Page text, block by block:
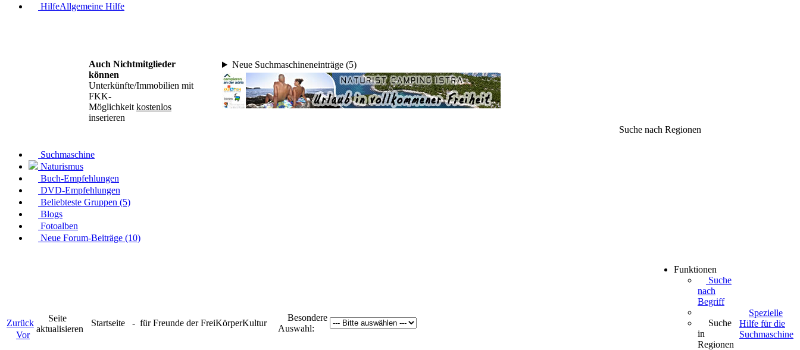
HilfeAllgemeine Hilfe
Auch Nichtmitglieder
können
Unterkünfte/Immobilien mit
FKK-
Möglichkeit kostenlos
inserieren
Neue Suchmaschineneinträge (5)
Suche nach Regionen
Suchmaschine
Naturismus
Buch-Empfehlungen
DVD-Empfehlungen
Beliebteste Gruppen (5)
Blogs
Fotoalben
Neue Forum-Beiträge (10)
Zurück
Vor
Seite
aktualisieren
Startseite - für Freunde der FreiKörperKultur
Besondere
Auswahl:
Funktionen
Suche
nach
Begriff
Suche
in
Regionen
Spezielle
Hilfe für die
Suchmaschine